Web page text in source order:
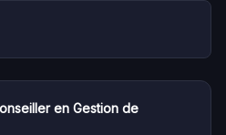
en Gestion de